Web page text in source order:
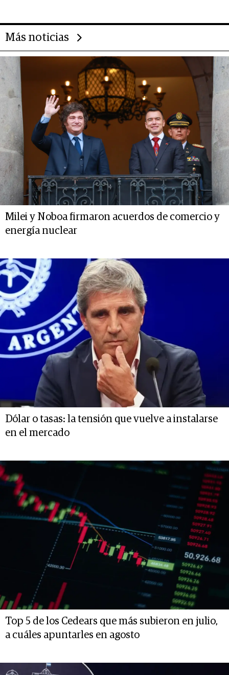
Más noticias
Milei y Noboa firmaron acuerdos de comercio y
energía nuclear
Dólar o tasas: la tensión que vuelve a instalarse
en el mercado
Top 5 de los Cedears que más subieron en julio,
a cuáles apuntarles en agosto